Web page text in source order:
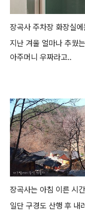
장곡사 주차장 화장실
지난 겨울 얼마나 추웠
아주머니 우짜라고..
장곡사는 아침 이른 시
일단 구경도 산행 후 내